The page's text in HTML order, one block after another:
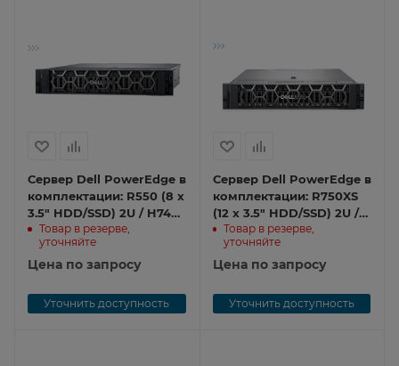
Сервер Dell PowerEdge в
комплектации: R550 (8 x
3.5″ HDD/SSD) 2U / H745
4Gb / iDRAC 9 Enterprise
/ 2x1Gb / LCD Bezel /
2x800W / Sliding Rails
Товар в резерве,
уточняйте
Цена по запросу
Уточнить доступность
Сервер Dell PowerEdge в
комплектации: R750XS
(12 x 3.5″ HDD/SSD) 2U /
H755 8Gb / iDRAC 9
Enterprise / 2x1Gb / LCD
Bezel / 2x1100W / Sliding
Товар в резерве,
уточняйте
Цена по запросу
Уточнить доступность